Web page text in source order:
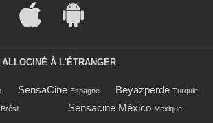
ALLOCINÉ À L'ÉTRANGER
SensaCine Espagne Beyazperde Turquie
Brésil Sensacine México Mexique